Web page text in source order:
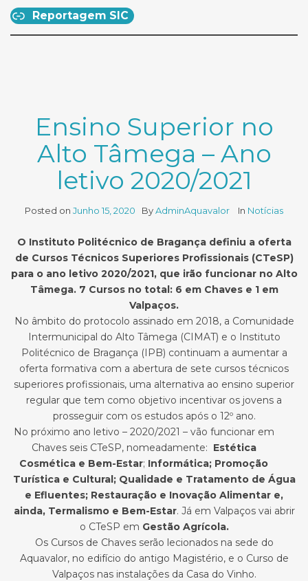
Reportagem SIC
Ensino Superior no
Alto Tâmega – Ano
letivo 2020/2021
Posted on Junho 15, 2020 ByAdminAquavalor In Notícias
O Instituto Politécnico de Bragança definiu a oferta
de Cursos Técnicos Superiores Profissionais (CTeSP)
para o ano letivo 2020/2021, que irão funcionar no Alto
Tâmega. 7 Cursos no total: 6 em Chaves e 1 em
Valpaços.
No âmbito do protocolo assinado em 2018, a Comunidade
Intermunicipal do Alto Tâmega (CIMAT) e o Instituto
Politécnico de Bragança (IPB) continuam a aumentar a
oferta formativa com a abertura de sete cursos técnicos
superiores profissionais, uma alternativa ao ensino superior
regular que tem como objetivo incentivar os jovens a
prosseguir com os estudos após o 12º ano.
No próximo ano letivo – 2020/2021 – vão funcionar em
Chaves seis CTeSP, nomeadamente: Estética
Cosmética e Bem-Estar; Informática; Promoção
Turística e Cultural; Qualidade e Tratamento de Água
e Efluentes; Restauração e Inovação Alimentar e,
ainda, Termalismo e Bem-Estar. Já em Valpaços vai abrir
o CTeSP em Gestão Agrícola.
Os Cursos de Chaves serão lecionados na sede do
Aquavalor, no edifício do antigo Magistério, e o Curso de
Valpaços nas instalações da Casa do Vinho.